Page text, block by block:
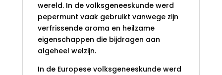
wereld. In de volksgeneeskunde werd
pepermunt vaak gebruikt vanwege zijn
verfrissende aroma en heilzame
eigenschappen die bijdragen aan
algeheel welzijn.
In de Europese volksgeneeskunde werd